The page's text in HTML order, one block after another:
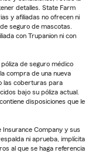
detalles. State Farm
y afiliadas no ofrecen ni
seguro de mascotas.
con Trupanion ni con
de seguro médico
compra de una nueva
las coberturas para
bajo su póliza actual.
disposiciones que le
Insurance Company y sus
ni aprueba, implícita
al que se haga referencia